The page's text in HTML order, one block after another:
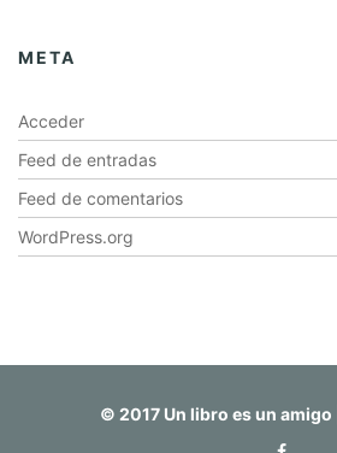
META
Acceder
Feed de entradas
Feed de comentarios
WordPress.org
© 2017 Un libro es un amigo |